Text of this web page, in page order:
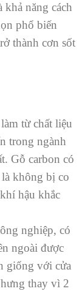
năng cách
phổ biến
thành cơn sốt
từ chất liệu
trong ngành
Gỗ carbon có
không bị co
hậu khắc
nghiệp, có
ngoài được
giống với cửa
thay vì 2